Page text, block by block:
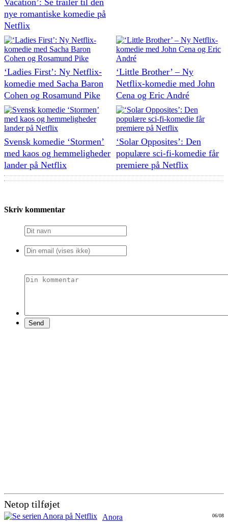
Vacation’: Se trailer til den
nye romantiske komedie på
Netflix
‘Ladies First’: Ny Netflix-
komedie med Sacha Baron
Cohen og Rosamund Pike
‘Little Brother’ – Ny
Netflix-komedie med John
Cena og Eric André
Svensk komedie ‘Stormen’
med kaos og hemmeligheder
lander på Netflix
‘Solar Opposites’: Den
populære sci-fi-komedie får
premiere på Netflix
Skriv kommentar
Netop tilføjet
06/08
Anora